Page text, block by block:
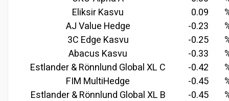
Eliksir Kasvu
0.09
AJ Value Hedge
-0.23
3C Edge Kasvu
-0.25
Abacus Kasvu
-0.33
Estlander & Rönnlund Global XL C
-0.42
FIM MultiHedge
-0.45
Estlander & Rönnlund Global XL B
-0.45